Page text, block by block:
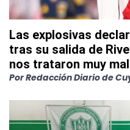
Las explosivas
tras su salida de
nos trataron muy
PorRedacción Diario de